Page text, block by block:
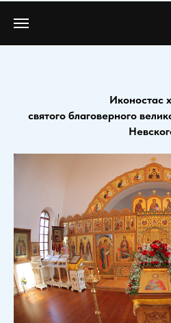
Иконостас
святого благоверного